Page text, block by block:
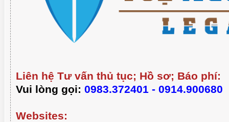
Liên hệ Tư vấn thủ tục; Hồ sơ; Báo phí:
Vui lòng gọi: 0983.372401 - 0914.900680
Websites: